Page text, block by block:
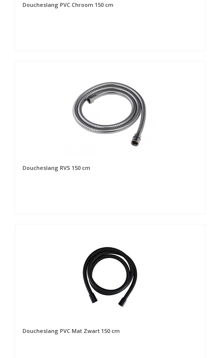
Doucheslang PVC Chroom 150 cm
Doucheslang RVS 150 cm
Doucheslang PVC Mat Zwart 150 cm